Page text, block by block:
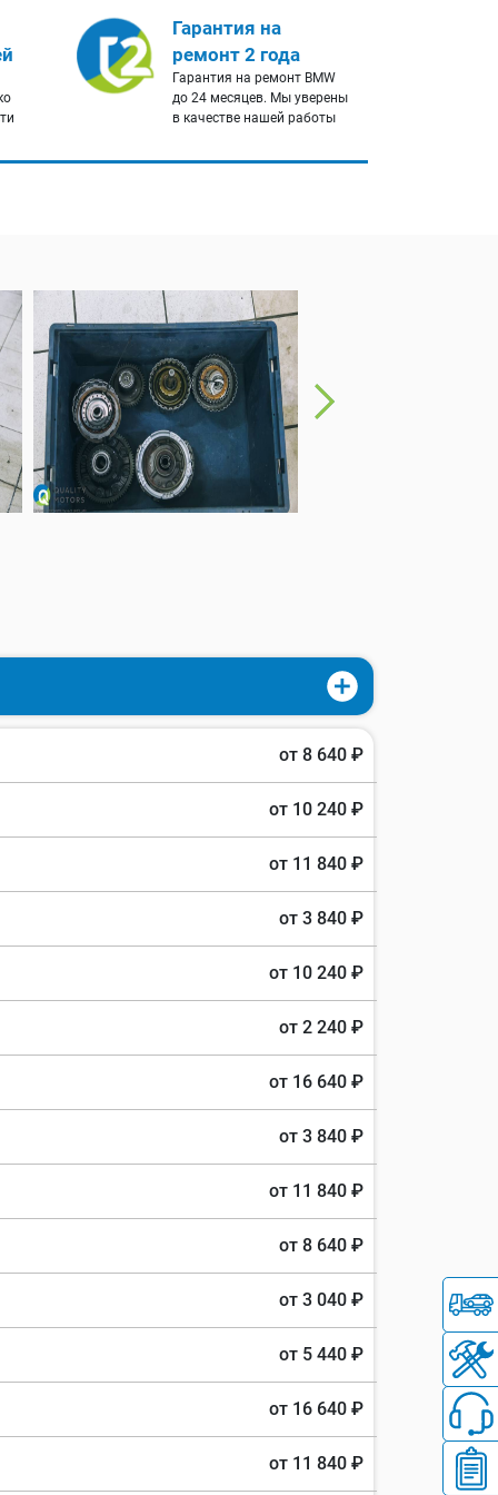
Гарантия на
ремонт 2 года
Гарантия на ремонт BMW
до 24 месяцев. Мы уверены
в качестве нашей работы
от 8 640 ₽
от 10 240 ₽
от 11 840 ₽
от 3 840 ₽
от 10 240 ₽
от 2 240 ₽
от 16 640 ₽
от 3 840 ₽
от 11 840 ₽
от 8 640 ₽
от 3 040 ₽
от 5 440 ₽
от 16 640 ₽
от 11 840 ₽